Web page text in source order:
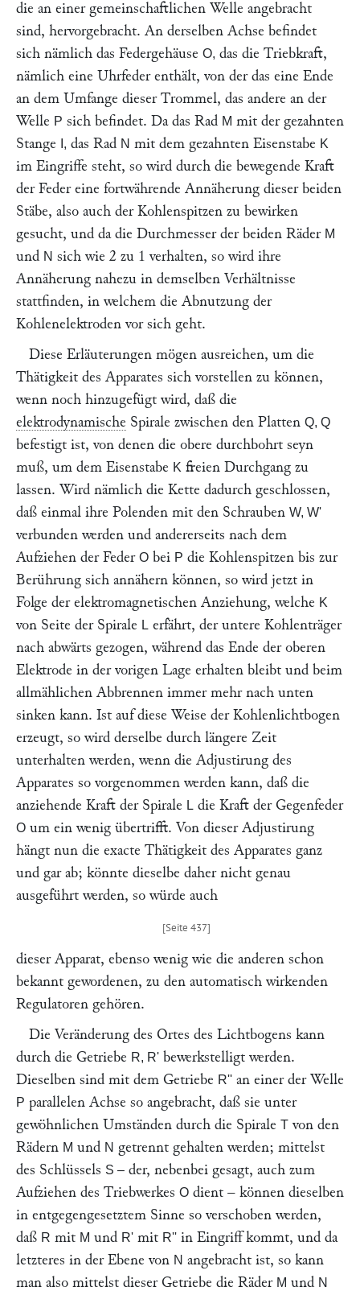
die an einer gemeinschaftlichen Welle angebracht
sind, hervorgebracht. An derselben Achse befindet
sich nämlich das Federgehäuse O, das die Triebkraft,
nämlich eine Uhrfeder enthält, von der das eine Ende
an dem Umfange dieser Trommel, das andere an der
Welle P sich befindet. Da das Rad M mit der gezahnten
Stange
I, das Rad N mit dem gezahnten Eisenstabe K
im Eingriffe steht, so wird durch die bewegende Kraft
der Feder eine fortwährende Annäherung dieser beiden
Stäbe, also auch der Kohlenspitzen zu bewirken
gesucht, und da die Durchmesser der beiden Räder M
und N sich wie 2 zu 1 verhalten, so wird ihre
Annäherung nahezu in demselben Verhältnisse
stattfinden, in welchem die Abnutzung der
Kohlenelektroden vor sich geht.
Diese Erläuterungen mögen ausreichen, um die
Thätigkeit des Apparates sich vorstellen zu können,
wenn noch hinzugefügt wird, daß die
elektrodynamische Spirale zwischen den Platten Q, Q
befestigt ist, von denen die obere durchbohrt seyn
muß, um dem Eisenstabe K freien Durchgang zu
lassen. Wird nämlich die Kette dadurch geschlossen,
daß einmal ihre Polenden mit den Schrauben W, W'
verbunden werden und andererseits nach dem
Aufziehen der Feder O bei P die Kohlenspitzen bis zur
Berührung sich annähern können, so wird jetzt in
Folge der elektromagnetischen Anziehung, welche K
von Seite der Spirale L erfährt, der untere Kohlenträger
nach abwärts gezogen, während das Ende der oberen
Elektrode in der vorigen Lage erhalten bleibt und beim
allmählichen Abbrennen immer mehr nach unten
sinken kann. Ist auf diese Weise der Kohlenlichtbogen
erzeugt, so wird derselbe durch längere Zeit
unterhalten werden, wenn die Adjustirung des
Apparates so vorgenommen werden kann, daß die
anziehende Kraft der Spirale L die Kraft der Gegenfeder
O um ein wenig übertrifft. Von dieser Adjustirung
hängt nun die exacte Thätigkeit des Apparates ganz
und gar ab; könnte dieselbe daher nicht genau
ausgeführt werden, so würde auch
dieser Apparat, ebenso wenig wie die anderen schon
bekannt gewordenen, zu den automatisch wirkenden
Regulatoren gehören.
Die Veränderung des Ortes des Lichtbogens kann
durch die Getriebe R, R' bewerkstelligt werden.
Dieselben sind mit dem Getriebe R'' an einer der Welle
P parallelen Achse so angebracht, daß sie unter
gewöhnlichen Umständen durch die Spirale T von den
Rädern M und N getrennt gehalten werden; mittelst
des Schlüssels S – der, nebenbei gesagt, auch zum
Aufziehen des Triebwerkes O dient – können dieselben
in entgegengesetztem Sinne so verschoben werden,
daß R mit M und R' mit R'' in Eingriff kommt, und da
letzteres in der Ebene von N angebracht ist, so kann
man also mittelst dieser Getriebe die Räder M und N